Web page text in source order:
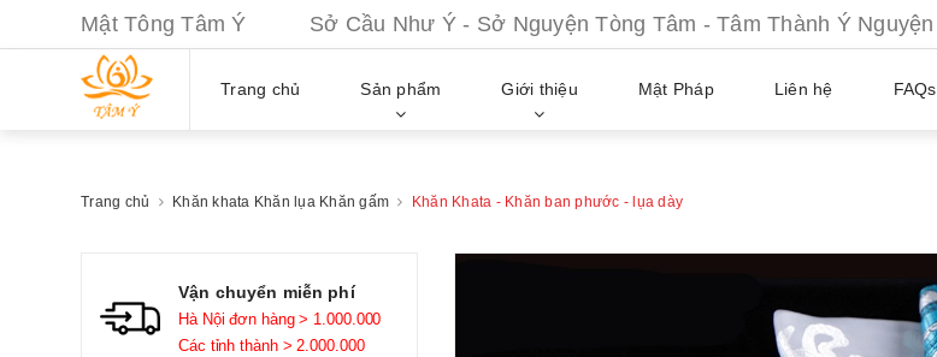
Mật Tông Tâm Ý Sở Cầu Như Ý - Sở Nguyện Tòng Tâm - Tâm Thành Ý Nguyện
Trang chủ Sản phẩm Giới thiệu Mật Pháp Liên hệ FAQs
Trang chủ Khăn khata Khăn lụa Khăn gấm Khăn Khata - Khăn ban phước - lụa dày
Vận chuyển miễn phí
Hà Nội đơn hàng > 1.000.000
Các tỉnh thành > 2.000.000